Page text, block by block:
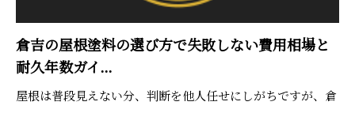
倉吉の屋根塗料の選び方で失敗しない費用相場と
耐久年数ガイ...
屋根は普段見えない分、判断を他人任せにしがちですが、倉